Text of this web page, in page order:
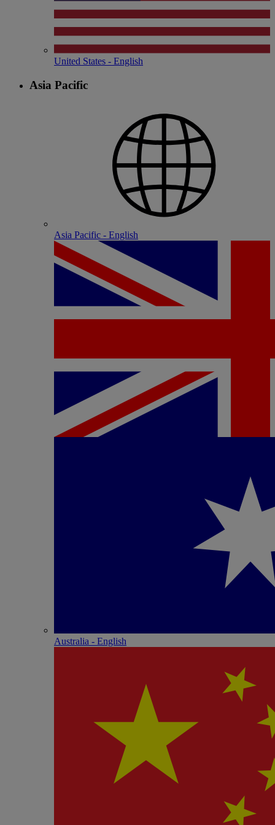
United States - English
Asia Pacific
Asia Pacific - English
Australia - English